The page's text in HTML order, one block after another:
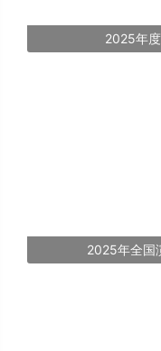
2025年
2025年全国